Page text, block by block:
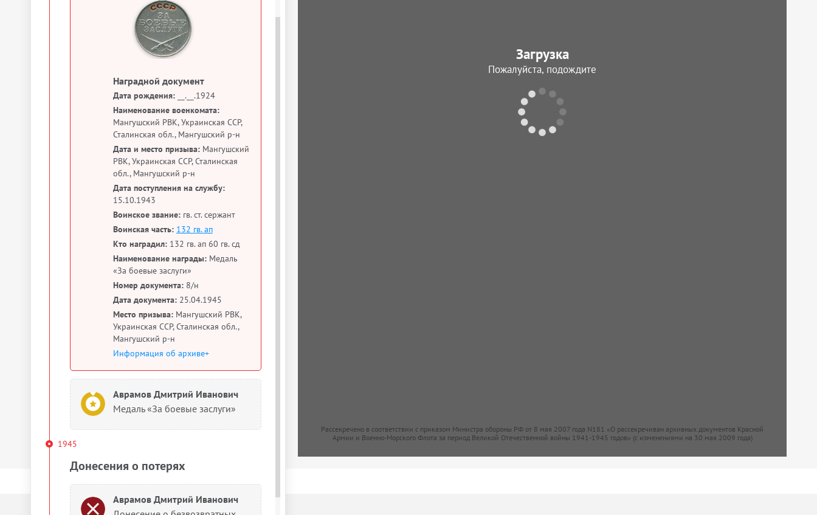
Наградной документ
Дата рождения: __.__.1924
Наименование военкомата:
Мангушский РВК, Украинская ССР,
Сталинская обл., Мангушский р-н
Дата и место призыва: Мангушский
РВК, Украинская ССР, Сталинская
обл., Мангушский р-н
Дата поступления на службу:
15.10.1943
Воинское звание: гв. ст. сержант
Воинская часть: 132 гв. ап
Кто наградил: 132 гв. ап 60 гв. сд
Наименование награды: Медаль
«За боевые заслуги»
Номер документа: 8/н
Дата документа: 25.04.1945
Место призыва: Мангушский РВК,
Украинская ССР, Сталинская обл.,
Мангушский р-н
Информация об архиве+
Аврамов Дмитрий Иванович
Медаль «За боевые заслуги»
1945
Донесения о потерях
Аврамов Дмитрий Иванович
Рассекречено в соответствии с приказом Министра обороны РФ от 8 мая 2007 года N181 «О рассекречиван архивных документов Красной
Армии и Военно-Морского Флота за период Великой Отечественной войны 1941-1945 годов» (с изменениями на 30 мая 2009 года)
Загрузка
Пожалуйста, подождите